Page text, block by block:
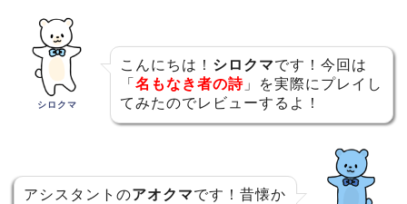
シロクマ
こんにちは！ シロクマです！今回は
「 名もなき者の詩 」を実際にプレイし
てみたのでレビューするよ！
アシスタントのアオクマです！昔懐か